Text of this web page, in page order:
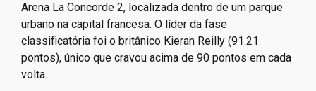
Arena La Concorde 2, localizada dentro de um parque
urbano na capital francesa. O líder da fase
classificatória foi o britânico Kieran Reilly (91.21
pontos), único que cravou acima de 90 pontos em cada
volta.